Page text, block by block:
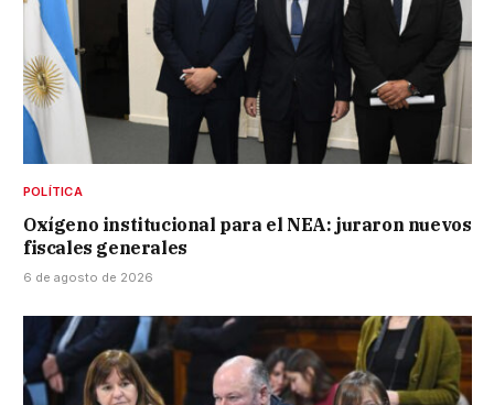
POLÍTICA
Oxígeno institucional para el NEA: juraron nuevos
fiscales generales
6 de agosto de 2026